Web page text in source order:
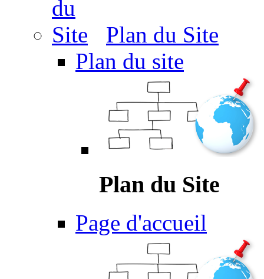
Plan du Site
Plan du site
Plan du Site
Page d'accueil